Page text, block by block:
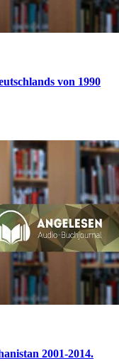
von 1990
2001-2014.